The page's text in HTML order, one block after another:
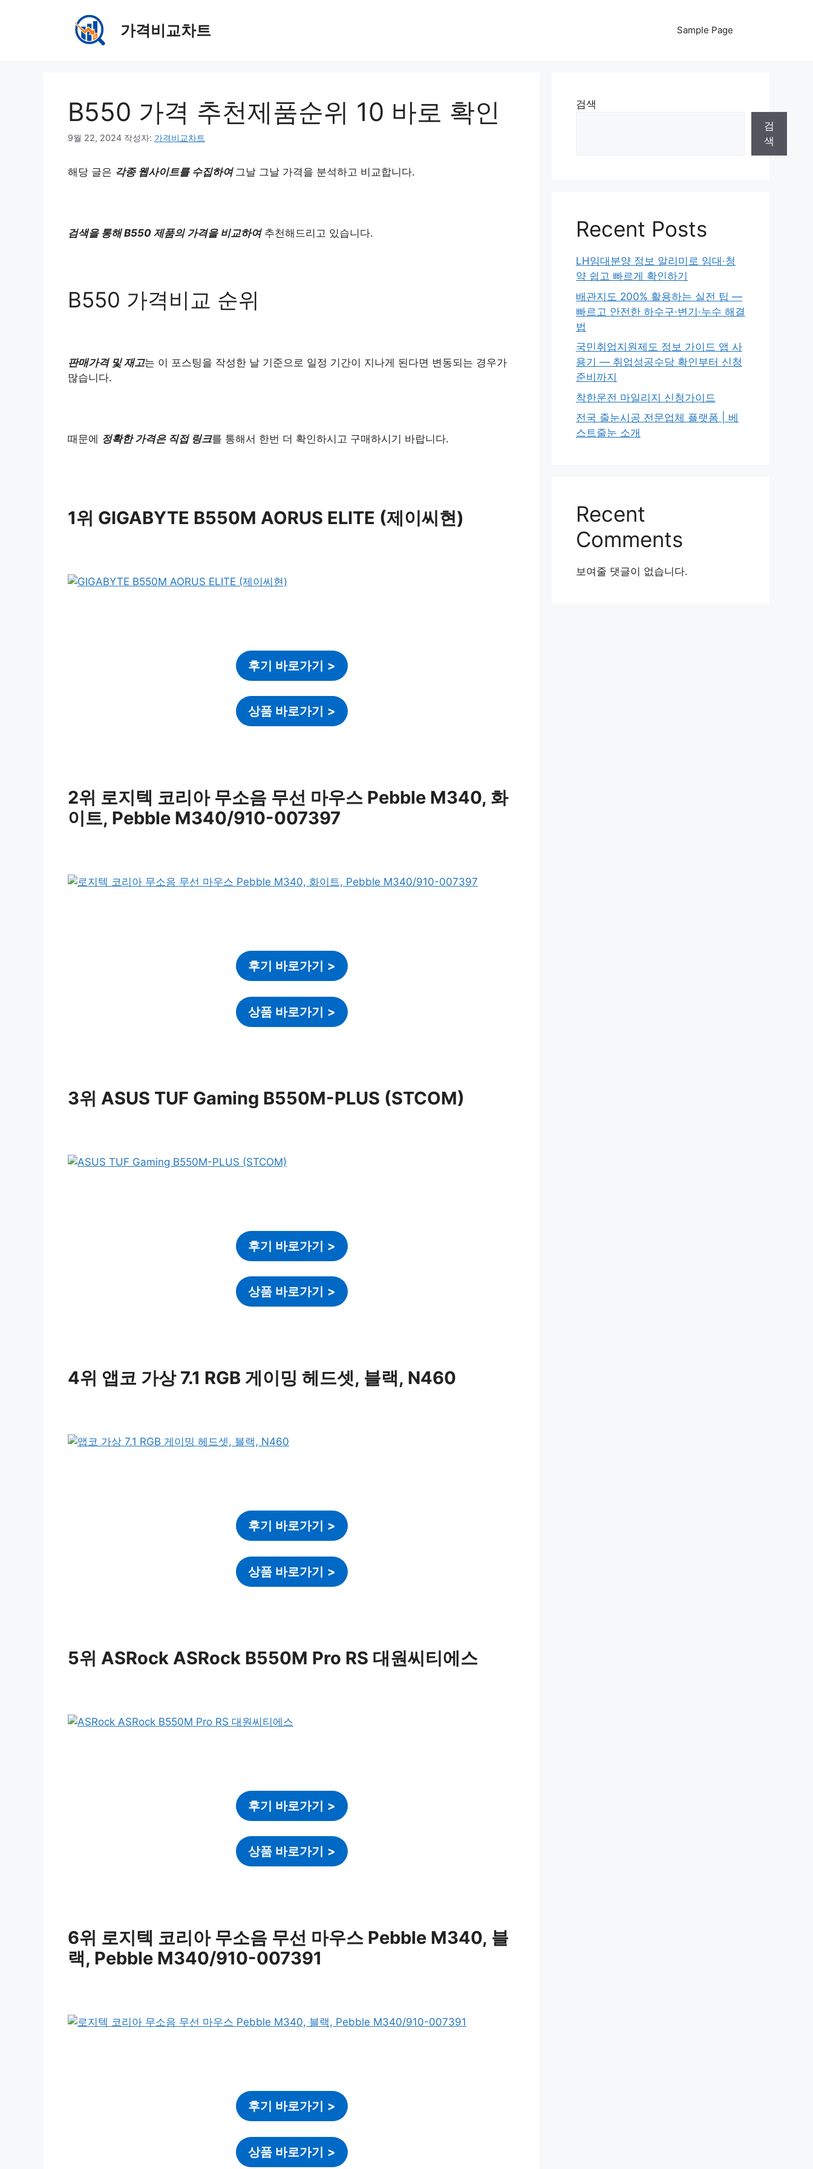
가격비교차트 Sample Page
B550 가격 추천제품순위 10 바로 확인
9월 22, 2024 작성자: 가격비교차트
해당 글은 각종 웹사이트를 수집하여 그날 그날 가격을 분석하고 비교합니다.
검색을 통해 B550 제품의 가격을 비교하여추천해드리고 있습니다.
B550 가격비교 순위
판매가격 및 재고는 이 포스팅을 작성한 날 기준으로 일정 기간이 지나게 된다면 변동되는 경우가
많습니다.
때문에 정확한 가격은 직접 링크를 통해서 한번 더 확인하시고 구매하시기 바랍니다.
1위 GIGABYTE B550M AORUS ELITE (제이씨현)
후기 바로가기 >
상품 바로가기 >
2위 로지텍 코리아 무소음 무선 마우스 Pebble M340, 화
이트, Pebble M340/910-007397
후기 바로가기 >
상품 바로가기 >
3위 ASUS TUF Gaming B550M-PLUS (STCOM)
후기 바로가기 >
상품 바로가기 >
4위 앱코 가상 7.1 RGB 게이밍 헤드셋, 블랙, N460
후기 바로가기 >
상품 바로가기 >
5위 ASRock ASRock B550M Pro RS 대원씨티에스
후기 바로가기 >
상품 바로가기 >
6위 로지텍 코리아 무소음 무선 마우스 Pebble M340, 블
랙, Pebble M340/910-007391
후기 바로가기 >
상품 바로가기 >
검색
검
색
Recent Posts
LH임대분양 정보 알리미로 임대·청
약 쉽고 빠르게 확인하기
배관지도 200% 활용하는 실전 팁 —
빠르고 안전한 하수구·변기·누수 해결
법
국민취업지원제도 정보 가이드 앱 사
용기 — 취업성공수당 확인부터 신청
준비까지
착한운전 마일리지 신청가이드
전국 줄눈시공 전문업체 플랫폼 | 베
스트줄눈 소개
Recent
Comments
보여줄 댓글이 없습니다.